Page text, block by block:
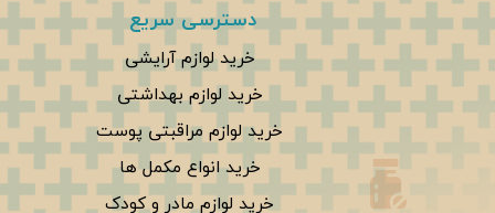
دسترسی سریع
خرید لوازم آرایشی
خرید لوازم بهداشتی
خرید لوازم مراقبتی پوست
خرید انواع مکمل ها
خرید لوازم مادر و کودک